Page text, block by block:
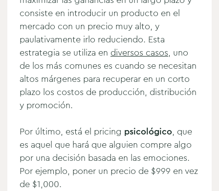
consiste en introducir un producto en el
mercado con un precio muy alto, y
paulativamente irlo reduciendo. Esta
estrategia se utiliza en diversos casos, uno
de los más comunes es cuando se necesitan
altos márgenes para recuperar en un corto
plazo los costos de producción, distribución
y promoción.
Por último, está el pricing psicológico, que
es aquel que hará que alguien compre algo
por una decisión basada en las emociones.
Por ejemplo, poner un precio de $999 en vez
de $1,000.